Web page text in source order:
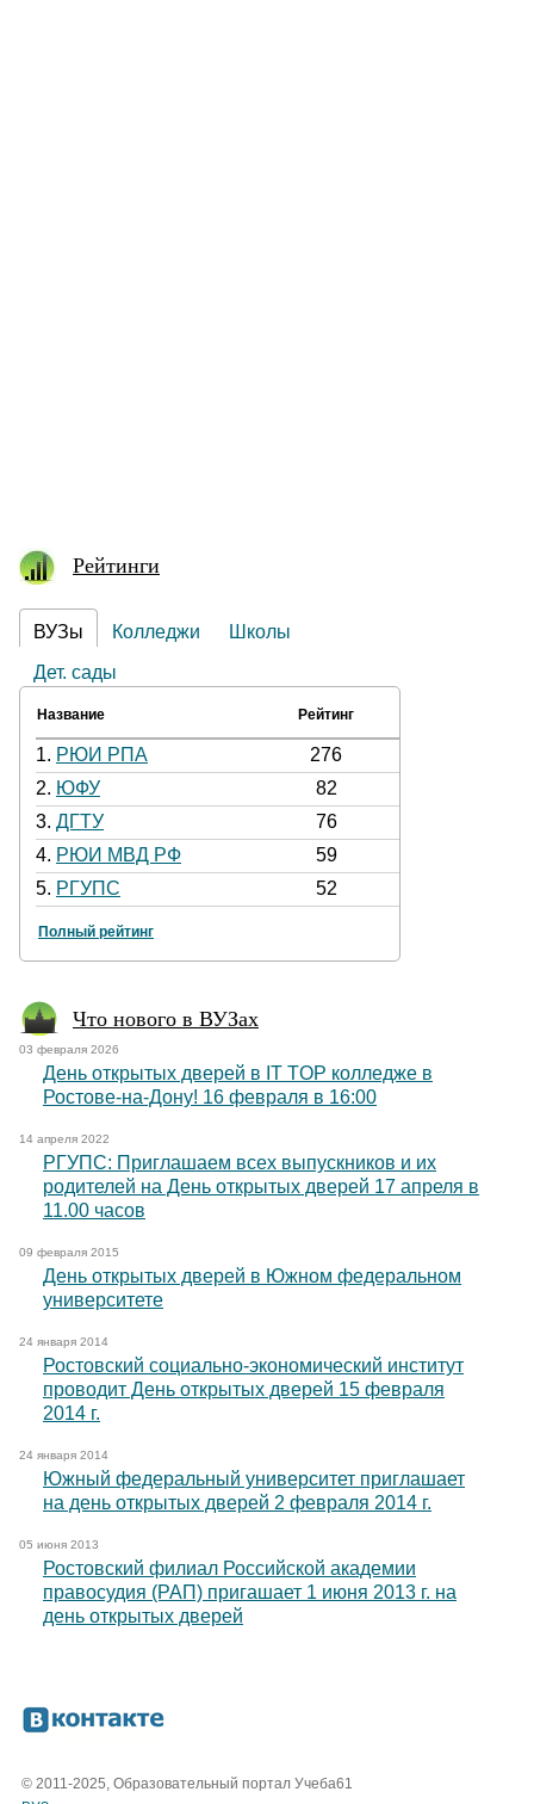
Рейтинги
ВУЗы Колледжи
Школы
Дет. сады
Название Рейтинг
1. РЮИ РПА
276
2. ЮФУ
82
3. ДГТУ
76
4. РЮИ МВД РФ
59
5. РГУПС 52
Полный рейтинг
Что нового в ВУЗах
03 февраля 2026
День открытых дверей в IT TOP колледже в
Ростове-на-Дону! 16 февраля в 16:00
14 апреля 2022
РГУПС: Приглашаем всех выпускников и их
родителей на День открытых дверей 17 апреля в
11.00 часов
09 февраля 2015
День открытых дверей в Южном федеральном
университете
24 января 2014
Ростовский социально-экономический институт
проводит День открытых дверей 15 февраля
2014 г.
24 января 2014
Южный федеральный университет приглашает
на день открытых дверей 2 февраля 2014 г.
05 июня 2013
Ростовский филиал Российской академии
правосудия (РАП) пригашает 1 июня 2013 г. на
день открытых дверей
© 2011-2025, Образовательный портал Учеба61